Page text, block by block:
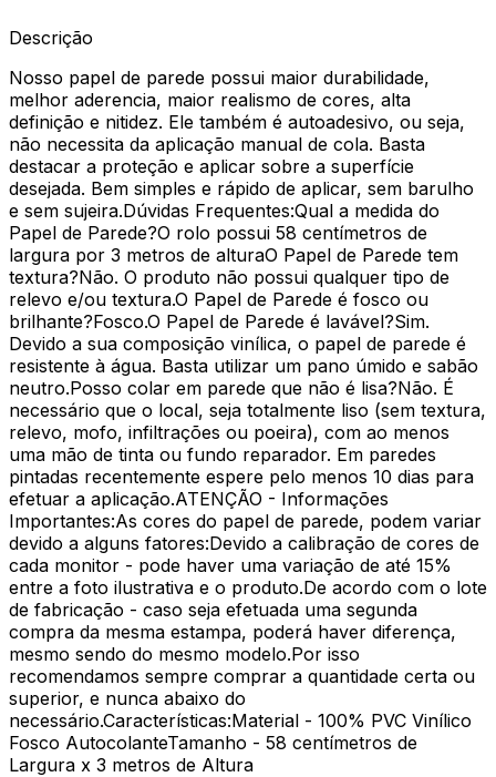
Descrição
Nosso papel de parede possui maior durabilidade,
melhor aderencia, maior realismo de cores, alta
definição e nitidez. Ele também é autoadesivo, ou seja,
não necessita da aplicação manual de cola. Basta
destacar a proteção e aplicar sobre a superfície
desejada. Bem simples e rápido de aplicar, sem barulho
e sem sujeira.Dúvidas Frequentes:Qual a medida do
Papel de Parede?O rolo possui 58 centímetros de
largura por 3 metros de alturaO Papel de Parede tem
textura?Não. O produto não possui qualquer tipo de
relevo e/ou textura.O Papel de Parede é fosco ou
brilhante?Fosco.O Papel de Parede é lavável?Sim.
Devido a sua composição vinílica, o papel de parede é
resistente à água. Basta utilizar um pano úmido e sabão
neutro.Posso colar em parede que não é lisa?Não. É
necessário que o local, seja totalmente liso (sem textura,
relevo, mofo, infiltrações ou poeira), com ao menos
uma mão de tinta ou fundo reparador. Em paredes
pintadas recentemente espere pelo menos 10 dias para
efetuar a aplicação.ATENÇÃO - Informações
Importantes:As cores do papel de parede, podem variar
devido a alguns fatores:Devido a calibração de cores de
cada monitor - pode haver uma variação de até 15%
entre a foto ilustrativa e o produto.De acordo com o lote
de fabricação - caso seja efetuada uma segunda
compra da mesma estampa, poderá haver diferença,
mesmo sendo do mesmo modelo.Por isso
recomendamos sempre comprar a quantidade certa ou
superior, e nunca abaixo do
necessário.Características:Material - 100% PVC Vinílico
Fosco AutocolanteTamanho - 58 centímetros de
Largura x 3 metros de Altura